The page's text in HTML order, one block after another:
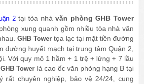
2tại tòa nhà văn phòng GHB Tower
xung quanh gồm nhiều tòa nhà văn
GHB Tower tọa lạc tại mặt tiền đường
đường huyết mạch tại trung tâm Quận 2,
Với quy mô 1 hầm + 1 trệ + lửng + 7 lầu
GHB Tower là cao ốc văn phòng hạng B tại
rất chuyên nghiệp, bảo vệ 24/24, cung